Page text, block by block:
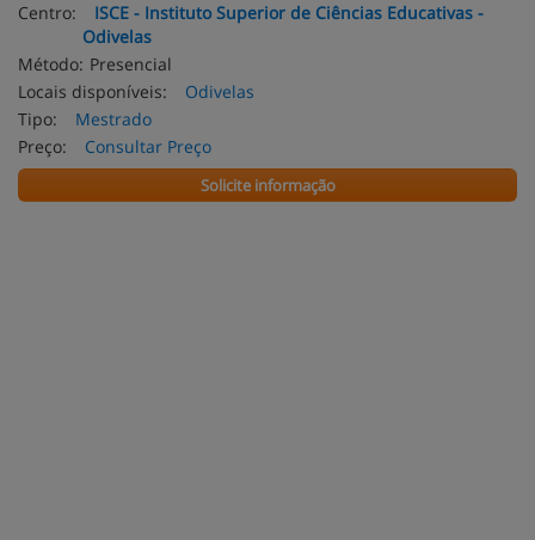
Centro:
ISCE - Instituto Superior de Ciências Educativas -
Odivelas
Método: Presencial
Locais disponíveis:
Odivelas
Tipo:
Mestrado
Preço:
Consultar Preço
Solicite informação